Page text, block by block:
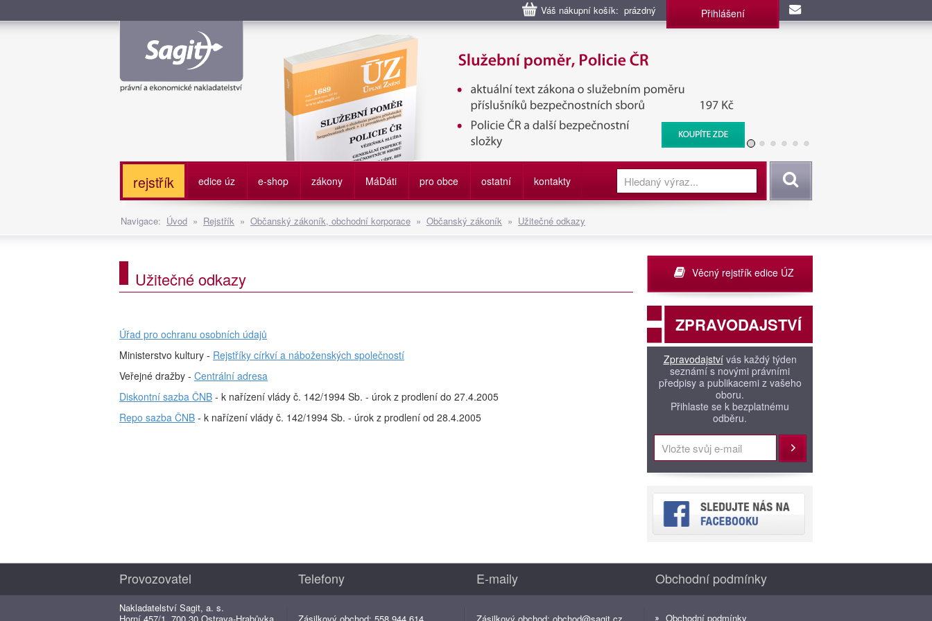
Váš nákupní košík: prázdný Přihlášení
Služební poměr příslušníků bezpečnostních sborů, Policie ČR, Vězeňská služba, BIS, Zpravodajské
služby
rejstřík edice úz e-shop zákony MáDáti pro obce ostatní kontakty Vyhledat
Navigace: Úvod » Rejstřík » Občanský zákoník, obchodní korporace » Občanský zákoník » Užitečné odkazy
Užitečné odkazy
Úřad pro ochranu osobních údajů
Ministerstvo kultury - Rejstříky církví a náboženských společností
Veřejné dražby - Centrální adresa
Diskontní sazba ČNB - k nařízení vlády č. 142/1994 Sb. - úrok z prodlení do 27.4.2005
Repo sazba ČNB - k nařízení vlády č. 142/1994 Sb. - úrok z prodlení od 28.4.2005
Věcný rejstřík edice ÚZ
ZPRAVODAJSTVÍ
Zpravodajstvívás každý týden
seznámí s novými právními
předpisy a publikacemi z vašeho
oboru.
Přihlaste se k bezplatnému
odběru.
Přihlásit
Provozovatel
Nakladatelství Sagit, a. s.
Telefony E-maily Obchodní podmínky
Obchodní podmínky